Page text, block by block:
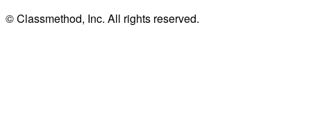
© Classmethod, Inc. All rights reserved.